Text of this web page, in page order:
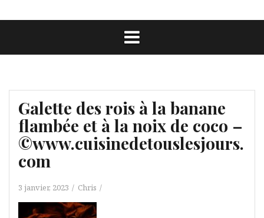
Galette des rois à la banane
flambée et à la noix de coco –
©www.cuisinedetouslesjours.
com
3 janvier, 2023 Chris